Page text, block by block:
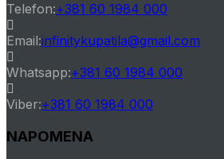
Telefon:+381 60 1984 000
your
Email:infinitykupatila@gmail.com
Whatsapp:+381 60 1984 000
Viber:+381 60 1984 000
NAPOMENA